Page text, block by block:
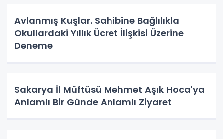
Avlanmış Kuşlar. Sahibine Bağlılıkla
Okullardaki Yıllık Ücret İlişkisi Üzerine
Deneme
Sakarya İl Müftüsü Mehmet Aşık Hoca'ya
Anlamlı Bir Günde Anlamlı Ziyaret